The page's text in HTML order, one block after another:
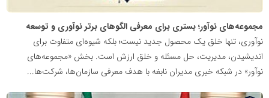
مجموعه‌های نوآور؛ بستری برای معرفی الگوهای برتر نوآوری و توسعه
نوآوری، تنها خلق یک محصول جدید نیست؛ بلکه شیوه‌ای متفاوت برای
اندیشیدن، مدیریت، حل مسئله و خلق ارزش است. بخش «مجموعه‌های
نوآور» در شبکه خبری مدیران نابغه با هدف معرفی سازمان‌ها، شرکت‌ها...